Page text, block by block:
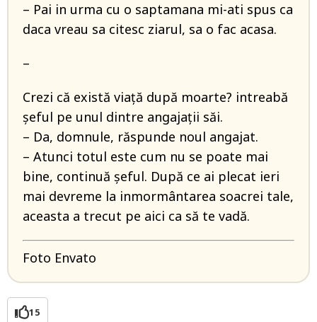
– Pai in urma cu o saptamana mi-ati spus ca
daca vreau sa citesc ziarul, sa o fac acasa.
–
Crezi că există viață după moarte? intreabă
șeful pe unul dintre angajații săi.
– Da, domnule, răspunde noul angajat.
– Atunci totul este cum nu se poate mai
bine, continuă șeful. După ce ai plecat ieri
mai devreme la inmormântarea soacrei tale,
aceasta a trecut pe aici ca să te vadă.
Foto Envato
15